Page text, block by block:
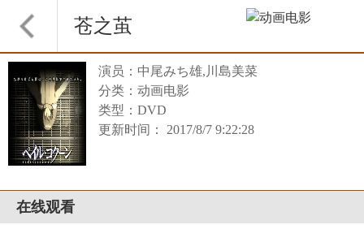
苍之茧
演员：中尾みち雄,川島美菜
分类：动画电影
类型：DVD
更新时间： 2017/8/7 9:22:28
在线观看